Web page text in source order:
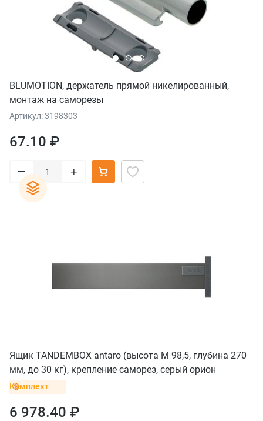
BLUMOTION, держатель прямой никелированный,
монтаж на саморезы
Артикул: 3198303
67.10 ₽
– +
Ящик TANDEMBOX antaro (высота M 98,5, глубина 270
мм, до 30 кг), крепление саморез, серый орион
Комплект
6 978.40 ₽